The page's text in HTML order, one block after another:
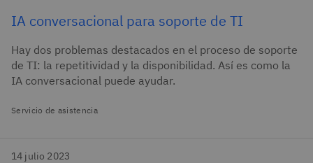
IA conversacional para soporte de TI
Hay dos problemas destacados en el proceso de soporte
de TI: la repetitividad y la disponibilidad. Así es como la
IA conversacional puede ayudar.
Servicio de asistencia
14 julio 2023